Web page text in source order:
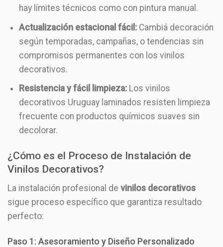
hay límites técnicos como con pintura manual.
Actualización estacional fácil: Cambiá decoración
según temporadas, campañas, o tendencias sin
compromisos permanentes con los vinilos
decorativos.
Resistencia y fácil limpieza: Los vinilos
decorativos Uruguay laminados resisten limpieza
frecuente con productos químicos suaves sin
decolorar.
¿Cómo es el Proceso de Instalación de
Vinilos Decorativos?
La instalación profesional de vinilos decorativos
sigue proceso específico que garantiza resultado
perfecto:
Paso 1: Asesoramiento y Diseño Personalizado